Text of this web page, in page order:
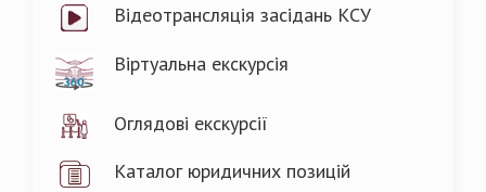
Відеотрансляція засідань КСУ
Віртуальна екскурсія
Оглядові екскурсії
Каталог юридичних позицій